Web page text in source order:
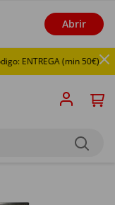
Abrir
ENTREGA (min 50€)